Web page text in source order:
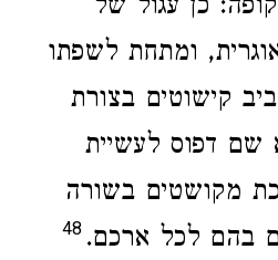
כן עגול של
ומתחת לשפתו
קישוטים בצורת
שם דפוס לעשיית
מקושטים בשורה
בהם לכל ארכם. 48